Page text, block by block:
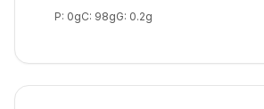
P: 0gC: 98gG: 0.2g